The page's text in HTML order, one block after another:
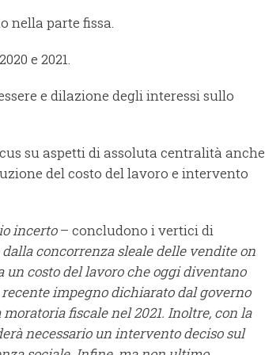
nella parte fissa.
e 2021.
e dilazione degli interessi sullo
su aspetti di assoluta centralità anche
del costo del lavoro e intervento
incerto– concludono i vertici di
concorrenza sleale delle vendite on
un costo del lavoro che oggi diventano
impegno dichiarato dal governo
fiscale nel 2021. Inoltre, con la
necessario un intervento deciso sul